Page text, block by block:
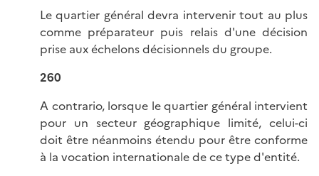
Le quartier général devra intervenir tout au plus
comme préparateur puis relais d'une décision
prise aux échelons décisionnels du groupe.
260
A contrario, lorsque le quartier général intervient
pour un secteur géographique limité, celui-ci
doit être néanmoins étendu pour être conforme
à la vocation internationale de ce type d'entité.